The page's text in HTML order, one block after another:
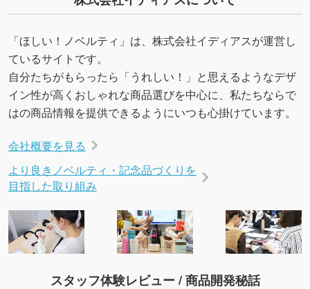
を生成してほしい
URLをご指定いただければ、QRコードを生成
いたします。配置のご相談にも応じています。
→詳しく見る
「ほしい！ノベルティ」は、株式会社イディアスが運営し
ているサイトです。
自分たちがもらったら「うれしい！」と思えるようなデザ
イン性が高くおしゃれな商品選びを中心に、私たちならで
はの商品情報を提供できるようにいつも心掛けています。
会社概要を見る
より良きノベルティ・記念品づくりを
目指した取り組み
スタッフ体験レビュー / 商品開発秘話